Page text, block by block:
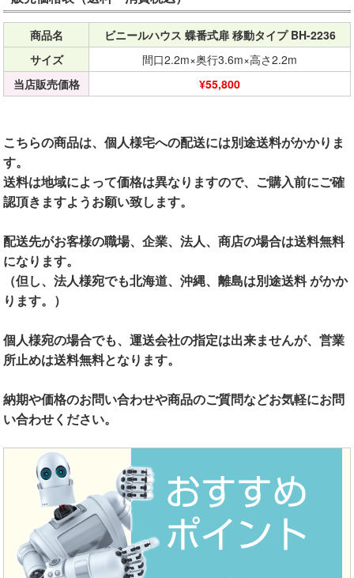
商品名
ビニールハウス 蝶番式扉 移動タイプ BH-2236
サイズ
間口2.2m×奥行3.6m×高さ2.2m
当店販売価格
¥55,800
こちらの商品は、個人様宅への配送には別途送料がかかりま
す。
送料は地域によって価格は異なりますので、ご購入前にご確
認頂きますようお願い致します。
配送先がお客様の職場、企業、法人、商店の場合は送料無料
になります。
（但し、法人様宛でも北海道、沖縄、離島は別途送料 がかか
ります。）
個人様宛の場合でも、運送会社の指定は出来ませんが、営業
所止めは送料無料となります。
納期や価格のお問い合わせや商品のご質問などお気軽にお問
い合わせください。